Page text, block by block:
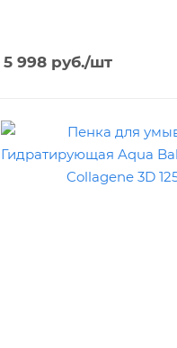
5 998руб./шт